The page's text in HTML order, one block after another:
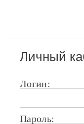
Личный
Логин:
Пароль: